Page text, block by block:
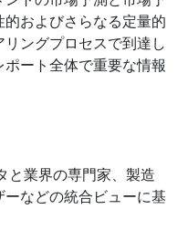
およびさらなる定量的
ングプロセスで到達し
ート全体で重要な情報
と業界の専門家、製造
などの統合ビューに基